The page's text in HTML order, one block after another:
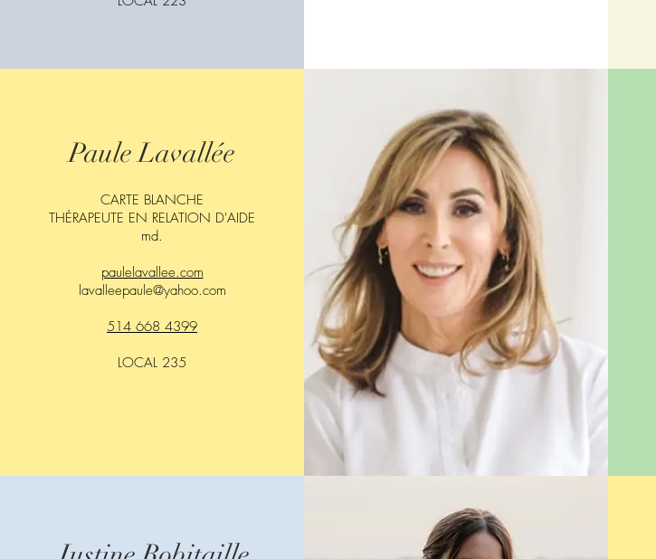
Paule Lavallée
CARTE BLANCHE
THÉRAPEUTE EN RELATION D'AIDE
md.
paulelavallee.com
lavalleepaule@yahoo.com
514 668 4399
LOCAL 235